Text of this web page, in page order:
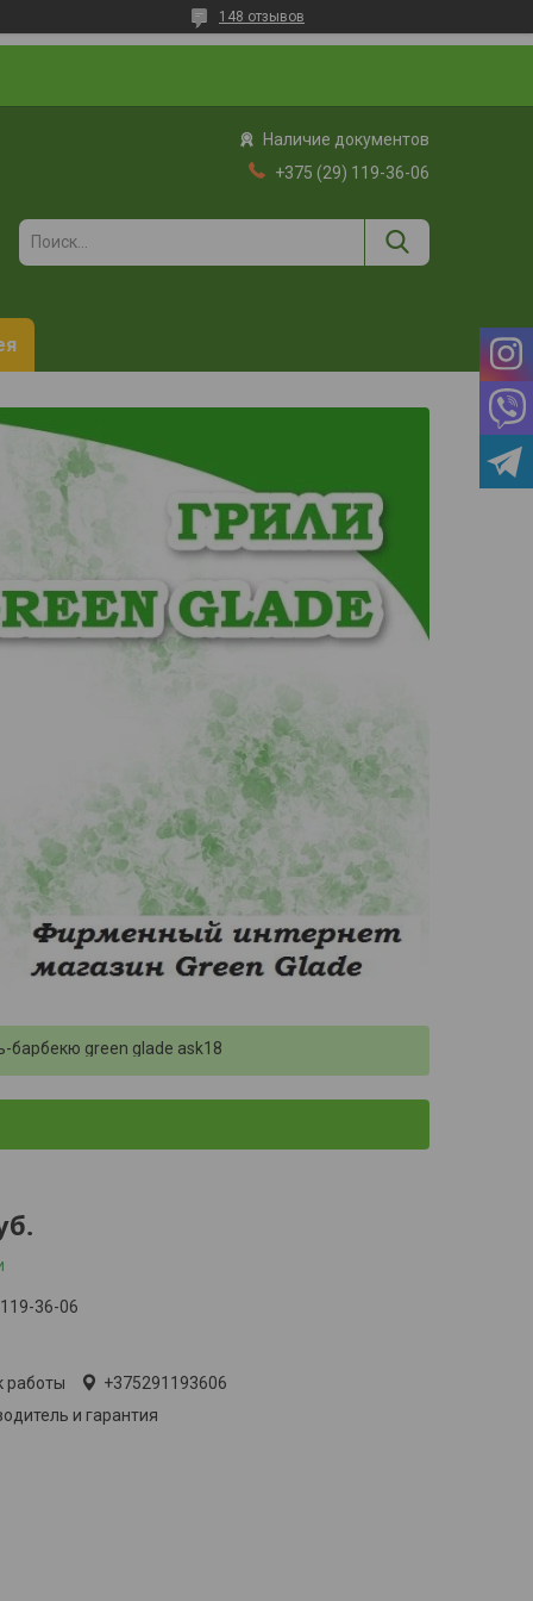
148 отзывов
Наличие документов
+375 (29) 119-36-06
барбекю green glade ask18
36-06
работы
+375291193606
и гарантия